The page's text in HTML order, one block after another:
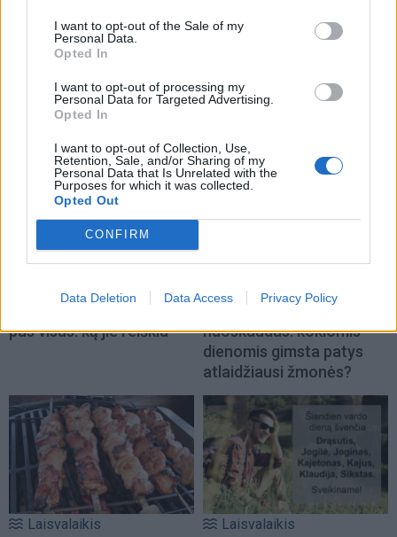
I want to opt-out of the Sale of my
Personal Data.
Opted In
I want to opt-out of processing my
Personal Data for Targeted Advertising.
Opted In
I want to opt-out of Collection, Use,
Retention, Sale, and/or Sharing of my
Personal Data that Is Unrelated with the
Purposes for which it was collected.
Opted Out
CONFIRM
Data Deletion Data Access Privacy Policy
TAIP PAT SKAITYKITE
Šie ženklai delne yra ne
pas visus: ką jie reiškia
Greitai atleidžia visas
nuoskaudas: kokiomis
dienomis gimsta patys
atlaidžiausi žmonės?
Laisvalaikis Laisvalaikis